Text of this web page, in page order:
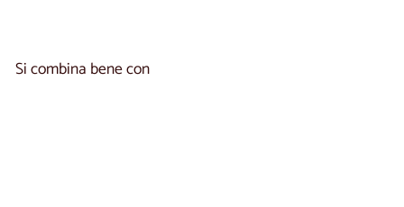
Si combina bene con